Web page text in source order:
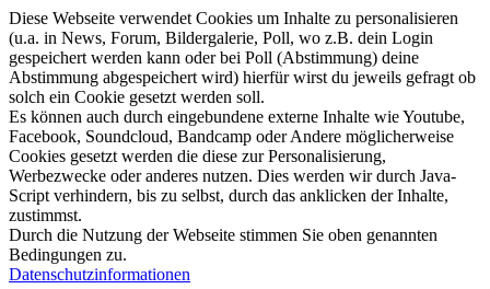
Diese Webseite verwendet Cookies um Inhalte zu personalisieren
(u.a. in News, Forum, Bildergalerie, Poll, wo z.B. dein Login
gespeichert werden kann oder bei Poll (Abstimmung) deine
Abstimmung abgespeichert wird) hierfür wirst du jeweils gefragt ob
solch ein Cookie gesetzt werden soll.
Es können auch durch eingebundene externe Inhalte wie Youtube,
Facebook, Soundcloud, Bandcamp oder Andere möglicherweise
Cookies gesetzt werden die diese zur Personalisierung,
Werbezwecke oder anderes nutzen. Dies werden wir durch Java-
Script verhindern, bis zu selbst, durch das anklicken der Inhalte,
zustimmst.
Durch die Nutzung der Webseite stimmen Sie oben genannten
Bedingungen zu.
Datenschutzinformationen